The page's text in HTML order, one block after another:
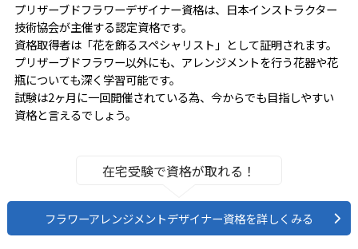
プリザーブドフラワーデザイナー資格は、日本インストラクター
技術協会が主催する認定資格です。
資格取得者は「花を飾るスペシャリスト」として証明されます。
プリザーブドフラワー以外にも、アレンジメントを行う花器や花
瓶についても深く学習可能です。
試験は2ヶ月に一回開催されている為、今からでも目指しやすい
資格と言えるでしょう。
在宅受験で資格が取れる！
フラワーアレンジメントデザイナー資格を詳しくみる